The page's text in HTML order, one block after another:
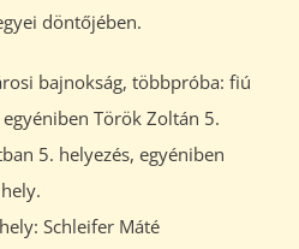
döntőjében.
bajnokság, többpróba: fiú
Török Zoltán 5.
5. helyezés, egyéniben
Schleifer Máté